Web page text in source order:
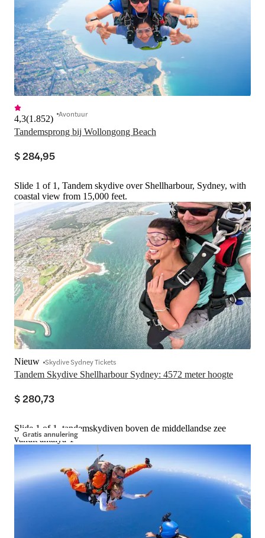
Tandemsprong bij Wollongong Beach
4,3(1.852) Avontuur
$ 284,95
Slide 1 of 1, Tandem skydive over Shellharbour, Sydney, with
coastal view from 15,000 feet.
Tandem Skydive Shellharbour Sydney: 4572 meter hoogte
Nieuw Skydive Sydney Tickets
$ 280,73
Gratis annulering
Slide 1 of 1, tandemskydiven boven de middellandse zee
vanuit antalya-1